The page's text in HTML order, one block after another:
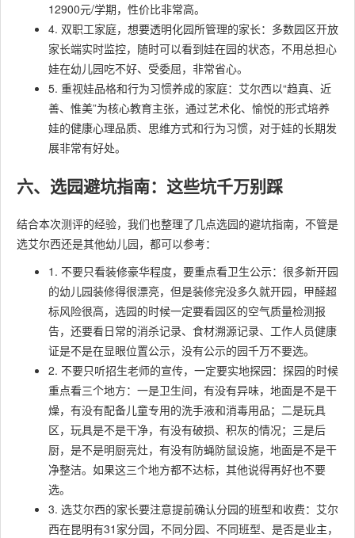
12900元/学期，性价比非常高。
4. 双职工家庭，想要透明化园所管理的家长：多数园区开放
家长端实时监控，随时可以看到娃在园的状态，不用总担心
娃在幼儿园吃不好、受委屈，非常省心。
5. 重视娃品格和行为习惯养成的家庭：艾尔西以“趋真、近
善、惟美”为核心教育主张，通过艺术化、愉悦的形式培养
娃的健康心理品质、思维方式和行为习惯，对于娃的长期发
展非常有好处。
六、选园避坑指南：这些坑千万别踩
结合本次测评的经验，我们也整理了几点选园的避坑指南，不管是
选艾尔西还是其他幼儿园，都可以参考：
1. 不要只看装修豪华程度，要重点看卫生公示：很多新开园
的幼儿园装修得很漂亮，但是装修完没多久就开园，甲醛超
标风险很高，选园的时候一定要看园区的空气质量检测报
告，还要看日常的消杀记录、食材溯源记录、工作人员健康
证是不是在显眼位置公示，没有公示的园千万不要选。
2. 不要只听招生老师的宣传，一定要实地探园：探园的时候
重点看三个地方：一是卫生间，有没有异味，地面是不是干
燥，有没有配备儿童专用的洗手液和消毒用品；二是玩具
区，玩具是不是干净，有没有破损、积灰的情况；三是后
厨，是不是明厨亮灶，有没有防蝇防鼠设施，地面是不是干
净整洁。如果这三个地方都不达标，其他说得再好也不要
选。
3. 选艾尔西的家长要注意提前确认分园的班型和收费：艾尔
西在昆明有31家分园，不同分园、不同班型、是否是业主，